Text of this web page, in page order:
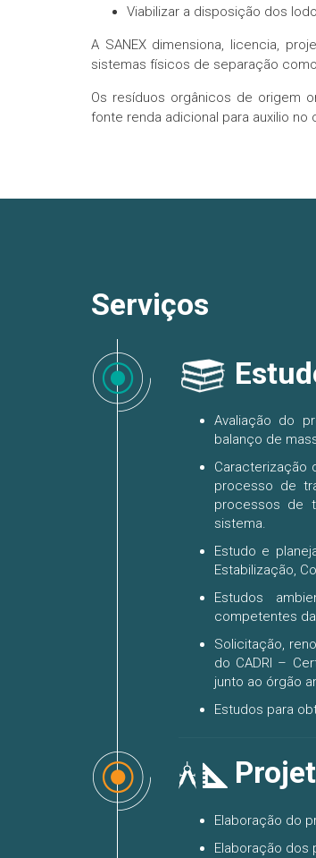
Viabilizar a disposição dos
A SANEX dimensiona, licencia,
sistemas físicos de separação
Os resíduos orgânicos de origem
fonte renda adicional para auxilio
Serviços
Avaliação do
balanço de
Caracterização
processo de
processos de
sistema.
Estudo e
Estabilização,
Estudos
competentes
Solicitação,
do CADRI –
junto ao órgão
Estudos para
Elaboração do
Elaboração dos